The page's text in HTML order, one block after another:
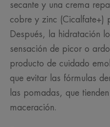
secante y una crema
cobre y zinc (Cicalfate+)
Después, la hidratación
sensación de picor o
producto de cuidado
que evitar las fórmulas
las pomadas, que
maceración.